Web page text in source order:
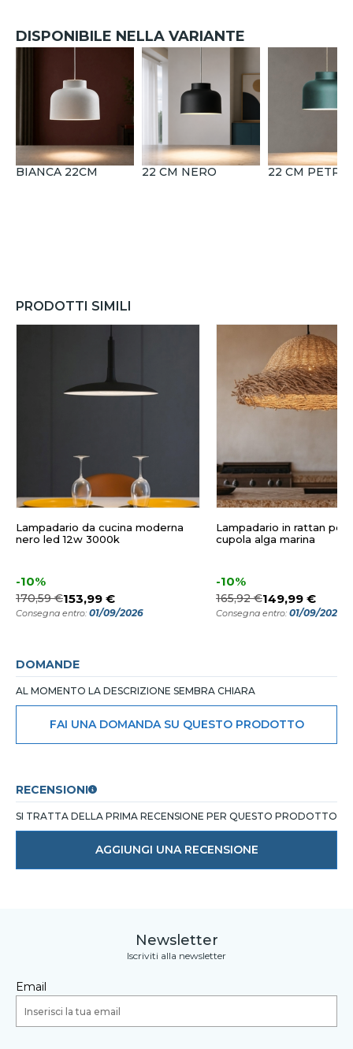
DISPONIBILE NELLA VARIANTE
BIANCA 22CM 22 CM NERO 22 CM
PRODOTTI SIMILI
Lampadario da cucina moderna
nero led 12w 3000k
-10%
170,59 €153,99 €
Consegna entro: 01/09/2026
Lampadario in rattan per
cupola alga marina
-10%
165,92 €149,99 €
Consegna entro: 01/09/2026
DOMANDE
AL MOMENTO LA DESCRIZIONE SEMBRA CHIARA
FAI UNA DOMANDA SU QUESTO PRODOTTO
RECENSIONI
SI TRATTA DELLA PRIMA RECENSIONE PER QUESTO PRODOTTO
AGGIUNGI UNA RECENSIONE
Newsletter
Iscriviti alla newsletter
Email